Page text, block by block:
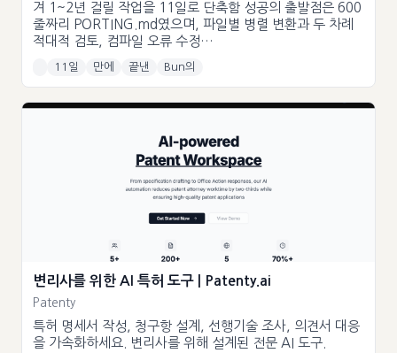
겨 1~2년 걸릴 작업을 11일로 단축함 성공의 출발점은 600
줄짜리 PORTING.md였으며, 파일별 병렬 변환과 두 차례
적대적 검토, 컴파일 오류 수정…
11일 만에 끝낸 Bun의
변리사를 위한 AI 특허 도구 | Patenty.ai
Patenty
특허 명세서 작성, 청구항 설계, 선행기술 조사, 의견서 대응
을 가속화하세요. 변리사를 위해 설계된 전문 AI 도구.